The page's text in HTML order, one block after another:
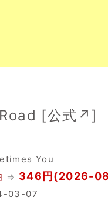
[公式↗]
You
⇒ 346円(2026-
03-07